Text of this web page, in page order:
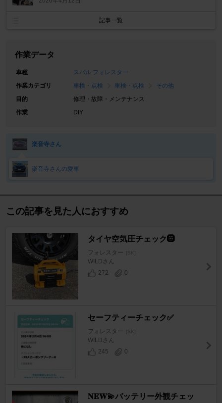
記事一覧
作業データ
車種
スバル フォレスター
作業カテゴリ
車検・点検 車検・点検
その他
目的
修理・故障・メンテナンス
作業
DIY
楽音寺さん
楽音寺さんの愛車
この記事を見た人におすすめ
タイヤ空気圧チェック🛞
フォレスター [SK]
WILDさん
272
0
セーフティーチェック✅
フォレスター [SK]
WILDさん
245
0
𝐍𝐄𝐖💫バッテリー外観チェッ